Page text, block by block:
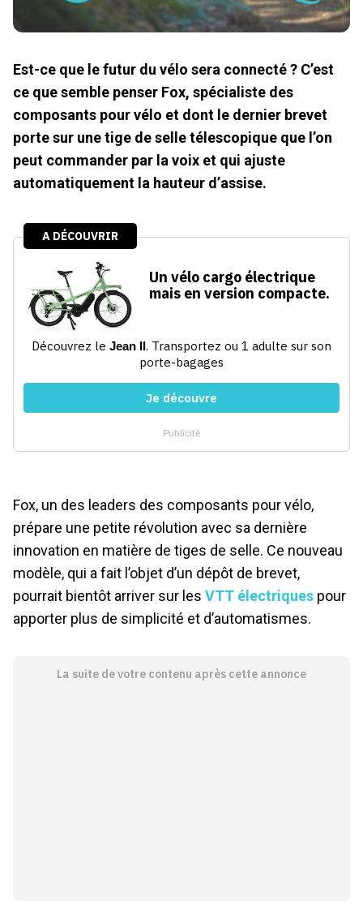
Est-ce que le futur du vélo sera connecté ? C’est
ce que semble penser Fox, spécialiste des
composants pour vélo et dont le dernier brevet
porte sur une tige de selle télescopique que l’on
peut commander par la voix et qui ajuste
automatiquement la hauteur d’assise.
Fox, un des leaders des composants pour vélo,
prépare une petite révolution avec sa dernière
innovation en matière de tiges de selle. Ce nouveau
modèle, qui a fait l’objet d’un dépôt de brevet,
pourrait bientôt arriver sur les VTT électriques pour
apporter plus de simplicité et d’automatismes.
La suite de votre contenu après cette annonce